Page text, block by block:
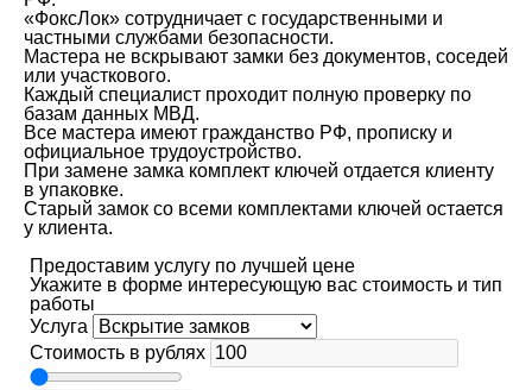
«ФоксЛок» сотрудничает с государственными и
частными службами безопасности.
Мастера не вскрывают замки без документов, соседей
или участкового.
Каждый специалист проходит полную проверку по
базам данных МВД.
Все мастера имеют гражданство РФ, прописку и
официальное трудоустройство.
При замене замка комплект ключей отдается клиенту
в упаковке.
Старый замок со всеми комплектами ключей остается
у клиента.
Предоставим услугу по лучшей цене
Укажите в форме интересующую вас стоимость и тип
работы
Услуга
Стоимость в рублях